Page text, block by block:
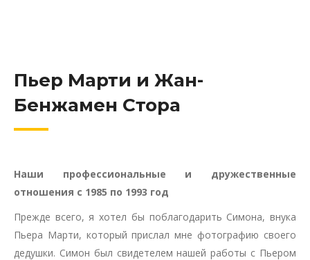
Пьер Марти и Жан-
Бенжамен Стора
Наши профессиональные и дружественные
отношения с 1985 по 1993 год
Прежде всего, я хотел бы поблагодарить Симона, внука
Пьера Марти, который прислал мне фотографию своего
дедушки. Симон был свидетелем нашей работы с Пьером